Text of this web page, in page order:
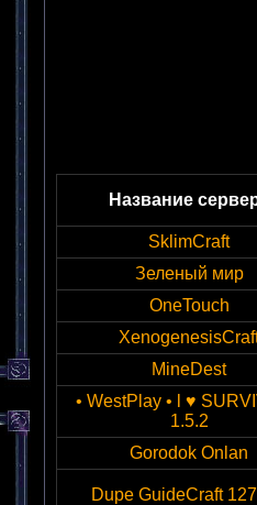
Название
SklimCraft
Зеленый мир
OneTouch
MineDest
• WestPlay • l ♥
1.5.2
Gorodok Onlan
Dupe GuideCraft